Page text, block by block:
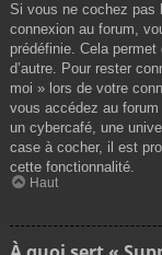
Si vous ne cochez pas
connexion au forum,
prédéfinie. Cela permet
d’autre. Pour rester
moi » lors de votre
vous accédez au
un cybercafé, une
case à cocher, il est
cette fonctionnalité.
Haut